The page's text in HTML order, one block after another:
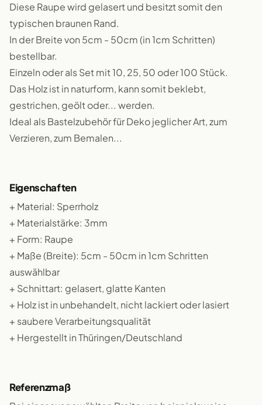
Diese Raupe wird gelasert und besitzt somit den
typischen braunen Rand.
In der Breite von 5cm - 50cm (in 1cm Schritten)
bestellbar.
Einzeln oder als Set mit 10, 25, 50 oder 100 Stück.
Das Holz ist in naturform, kann somit beklebt,
gestrichen, geölt oder... werden.
Ideal als Bastelzubehör für Deko jeglicher Art, zum
Verzieren, zum Bemalen...
Eigenschaften
+ Material: Sperrholz
+ Materialstärke: 3mm
+ Form: Raupe
+ Maße (Breite): 5cm - 50cm in 1cm Schritten
auswählbar
+ Schnittart: gelasert, glatte Kanten
+ Holz ist in unbehandelt, nicht lackiert oder lasiert
+ saubere Verarbeitungsqualität
+ Hergestellt in Thüringen/Deutschland
Referenzmaß